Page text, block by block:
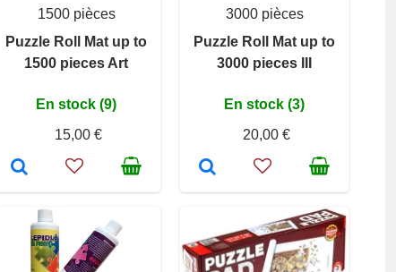
1500 pièces
Puzzle Roll Mat up to
1500 pieces Art
En stock (9)
15,00 €
3000 pièces
Puzzle Roll Mat up to
3000 pieces III
En stock (3)
20,00 €